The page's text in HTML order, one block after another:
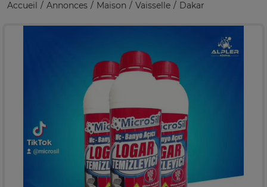
Accueil
Annonces Maison Vaisselle Dakar